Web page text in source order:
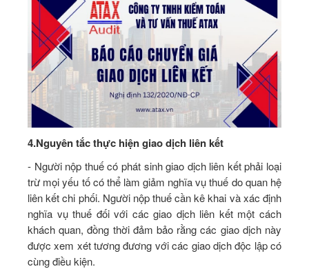
4.Nguyên tắc thực hiện giao dịch liên kết
- Người nộp thuế có phát sinh giao dịch liên kết phải loại
trừ mọi yếu tố có thể làm giảm nghĩa vụ thuế do quan hệ
liên kết chi phối. Người nộp thuế cần kê khai và xác định
nghĩa vụ thuế đối với các giao dịch liên kết một cách
khách quan, đồng thời đảm bảo rằng các giao dịch này
được xem xét tương đương với các giao dịch độc lập có
cùng điều kiện.